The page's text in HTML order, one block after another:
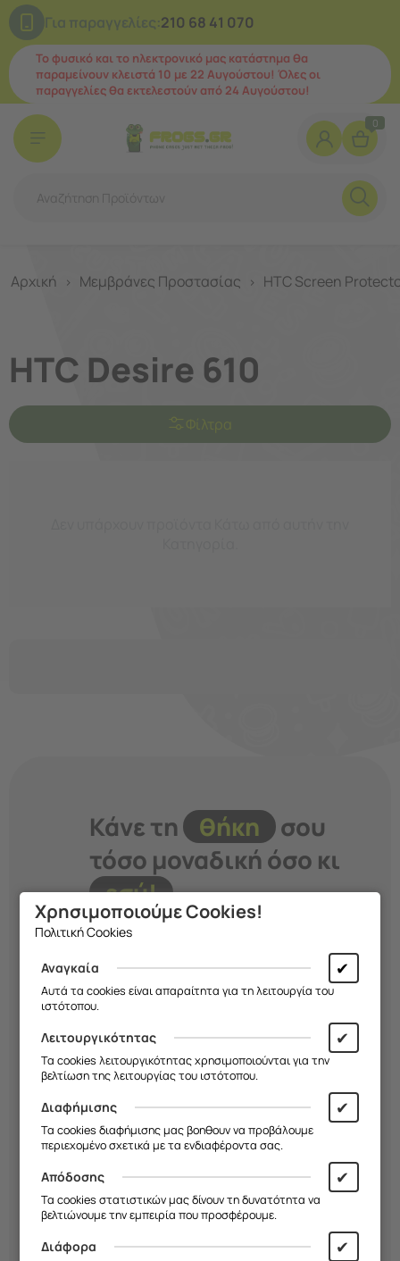
Για παραγγελίες:210 68 41 070
Το φυσικό και το ηλεκτρονικό μας κατάστημα θα
παραμείνουν κλειστά 10 με 22 Αυγούστου! Όλες οι
παραγγελίες θα εκτελεστούν από 24 Αυγούστου!
0
Αρχική > Μεμβράνες Προστασίας > HTC Screen
HTC Desire 610
Φίλτρα
Κάνε τη θήκη
σου
τόσο μοναδική όσο κι
εσύ!
Διάλεξε σχέδιο, χρώμα και υλικό και
που
εκφράζει το στιλ σου. Εσύ
αποφασίζεις
εμείς τηνκατασκευάζουμε!
Ξεκίνα Τώρα!
Χρησιμοποιούμε Cookies!
Πολιτική Cookies
Αναγκαία ✔
Αυτά τα cookies είναι απαραίτητα για τη λειτουργία του
ιστότοπου.
Λειτουργικότητας ✔
Τα cookies λειτουργικότητας χρησιμοποιούνται για την
βελτίωση της λειτουργίας του ιστότοπου.
Διαφήμισης ✔
Τα cookies διαφήμισης μας βοηθουν να προβάλουμε
περιεχομένο σχετικά με τα ενδιαφέροντα σας.
Απόδοσης ✔
Τα cookies στατιστικών μας δίνουν τη δυνατότητα να
βελτιώνουμε την εμπειρία που προσφέρουμε.
Διάφορα ✔